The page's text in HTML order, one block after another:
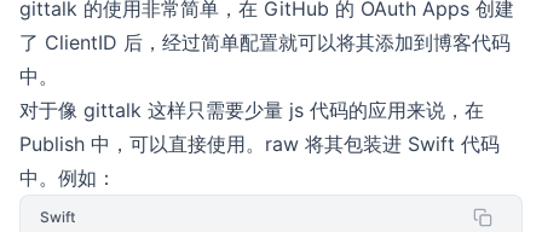
gittalk 的使用非常简单，在 GitHub 的 OAuth Apps 创建
了 ClientID 后，经过简单配置就可以将其添加到博客代码
中。
对于像 gittalk 这样只需要少量 js 代码的应用来说，在
Publish 中，可以直接使用。raw 将其包装进 Swift 代码
中。例如：
Swift